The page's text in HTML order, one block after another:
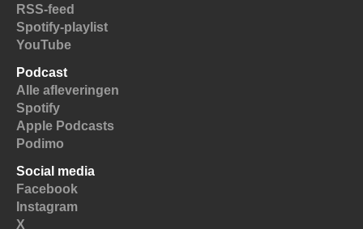
RSS-feed
Spotify-playlist
YouTube
Podcast
Alle afleveringen
Spotify
Apple Podcasts
Podimo
Social media
Facebook
Instagram
X